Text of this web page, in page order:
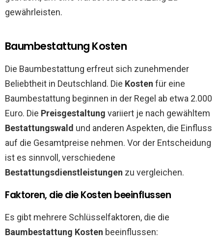
gewährleisten.
Baumbestattung Kosten
Die Baumbestattung erfreut sich zunehmender
Beliebtheit in Deutschland. Die Kosten für eine
Baumbestattung beginnen in der Regel ab etwa 2.000
Euro. Die Preisgestaltung variiert je nach gewähltem
Bestattungswald und anderen Aspekten, die Einfluss
auf die Gesamtpreise nehmen. Vor der Entscheidung
ist es sinnvoll, verschiedene
Bestattungsdienstleistungen zu vergleichen.
Faktoren, die die Kosten beeinflussen
Es gibt mehrere Schlüsselfaktoren, die die
Baumbestattung Kosten beeinflussen: